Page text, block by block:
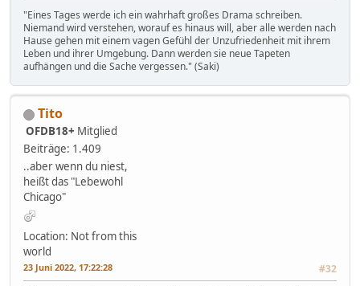
"Eines Tages werde ich ein wahrhaft großes Drama schreiben.
Niemand wird verstehen, worauf es hinaus will, aber alle werden nach
Hause gehen mit einem vagen Gefühl der Unzufriedenheit mit ihrem
Leben und ihrer Umgebung. Dann werden sie neue Tapeten
aufhängen und die Sache vergessen." (Saki)
Tito
OFDB18+ Mitglied
Beiträge: 1.409
..aber wenn du niest,
heißt das "Lebewohl
Chicago"
Location: Not from this
world
23 Juni 2022, 17:22:28 #32